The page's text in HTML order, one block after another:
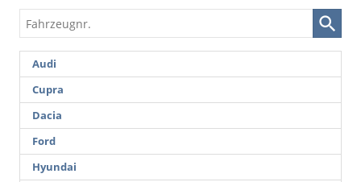
Fahrzeugnr.
Audi
Cupra
Dacia
Ford
Hyundai